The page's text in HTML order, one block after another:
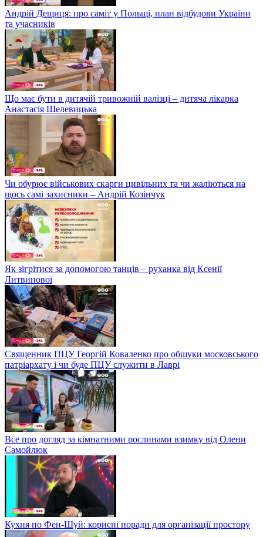
Андрій Дещиця: про саміт у Польщі, план відбудови України
та учасників
Що має бути в дитячій тривожній валізці – дитяча лікарка
Анастасія Шелевицька
Чи обурює військових скарги цивільних та чи жаліються на
щось самі захисники – Андрій Козінчук
Як зігрітися за допомогою танців – руханка від Ксенії
Литвинової
Священник ПЦУ Георгій Коваленко про обшуки московського
патріархату і чи буде ПЦУ служити в Лаврі
Все про догляд за кімнатними рослинами взимку від Олени
Самойлюк
Кухня по Фен-Шуй: корисні поради для організації простору